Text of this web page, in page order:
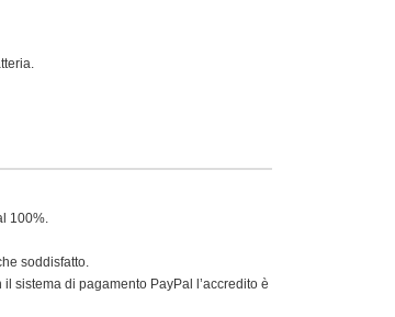
100%.
soddisfatto.
sistema di pagamento PayPal l’accredito è